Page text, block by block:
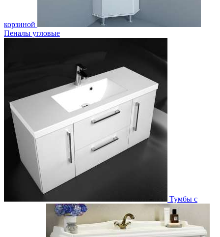
корзиной
Пеналы угловые
Тумбы с